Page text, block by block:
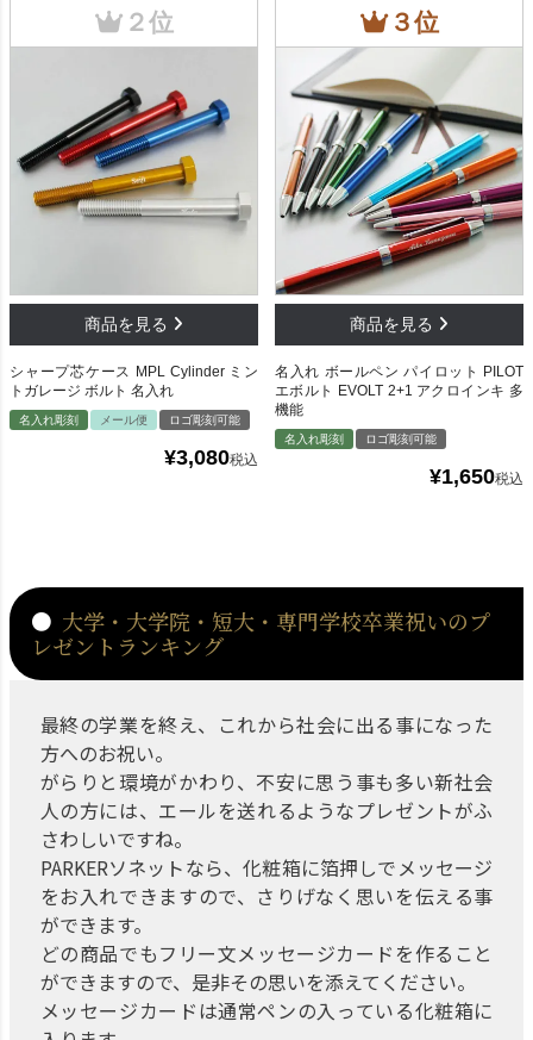
シャープ芯ケース MPL Cylinder ミン
トガレージ ボルト 名入れ
名入れ彫刻 メール便 ロゴ彫刻可能
¥3,080税込
名入れ ボールペン パイロット PILOT
エボルト EVOLT 2+1 アクロインキ 多
機能
名入れ彫刻 ロゴ彫刻可能
¥1,650税込
大学・大学院・短大・専門学校卒業祝いのプ
レゼントランキング
最終の学業を終え、これから社会に出る事になった
方へのお祝い。
がらりと環境がかわり、不安に思う事も多い新社会
人の方には、エールを送れるようなプレゼントがふ
さわしいですね。
PARKERソネットなら、化粧箱に箔押しでメッセージ
をお入れできますので、さりげなく思いを伝える事
ができます。
どの商品でもフリー文メッセージカードを作ること
ができますので、是非その思いを添えてください。
メッセージカードは通常ペンの入っている化粧箱に